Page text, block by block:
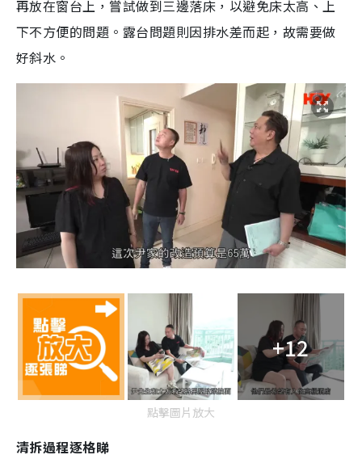
再放在窗台上，嘗試做到三邊落床，以避免床太高、上
下不方便的問題。露台問題則因排水差而起，故需要做
好斜水。
+12
點擊圖片放大
清拆過程逐格睇